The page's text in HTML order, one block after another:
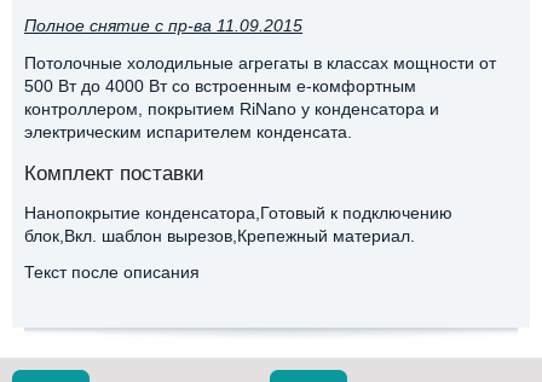
Полное снятие с пр-ва 11.09.2015
Потолочные холодильные агрегаты в классах мощности от
500 Вт до 4000 Вт со встроенным e-комфортным
контроллером, покрытием RiNano у конденсатора и
электрическим испарителем конденсата.
Комплект поставки
Нанопокрытие конденсатора,Готовый к подключению
блок,Вкл. шаблон вырезов,Крепежный материал.
Текст после описания